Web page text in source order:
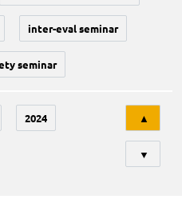
inter-eval seminar
seminar
2024 ▲
▼